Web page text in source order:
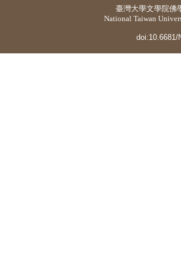
臺灣大學文學院佛
National Taiwan
doi:10.6681/